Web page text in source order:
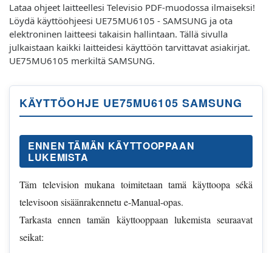
Lataa ohjeet laitteellesi Televisio PDF-muodossa ilmaiseksi!
Löydä käyttöohjeesi UE75MU6105 - SAMSUNG ja ota
elektroninen laitteesi takaisin hallintaan. Tällä sivulla
julkaistaan kaikki laitteidesi käyttöön tarvittavat asiakirjat.
UE75MU6105 merkiltä SAMSUNG.
KÄYTTÖOHJE UE75MU6105 SAMSUNG
ENNEN TÄMÄN KÄYTTOOPPAAN
LUKEMISTA
Täm television mukana toimitetaan tamä käyttoopa sékä
televisoon sisäänrakennetu e-Manual-opas.
Tarkasta ennen tamän käyttooppaan lukemista seuraavat
seikat: